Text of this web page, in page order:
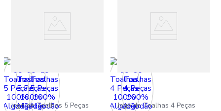
Jogo de Toalhas 5 Peças
Jogo de Toalhas 4 Peças